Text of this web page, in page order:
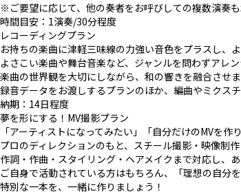
※ご要望に応じて、他の奏者をお呼びしての複数演奏
時間目安：1演奏/30分程度
レコーディングプラン
お持ちの楽曲に津軽三味線の力強い音色をプラスし、
よさこい楽曲や舞台音楽など、ジャンルを問わずアレン
楽曲の世界観を大切にしながら、和の響きを融合させま
録音データをお渡しするプランのほか、編曲やミクス
納期：14日程度
夢を形にする！MV撮影プラン
「アーティストになってみたい」「自分だけのMVを
プロのディレクションのもと、スチール撮影・映像制
作詞・作曲・スタイリング・ヘアメイクまで対応し、
ご自身で活動されている方はもちろん、「理想の自分
特別な一本を、一緒に作りましょう！